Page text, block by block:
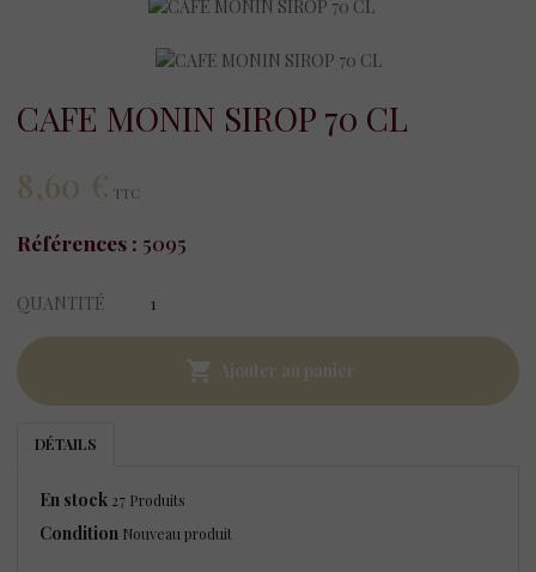
CAFE MONIN SIROP 70 CL
8,60 € TTC
Références : 5095
QUANTITÉ
 Ajouter au panier
DÉTAILS
En stock 27 Produits
Condition Nouveau produit